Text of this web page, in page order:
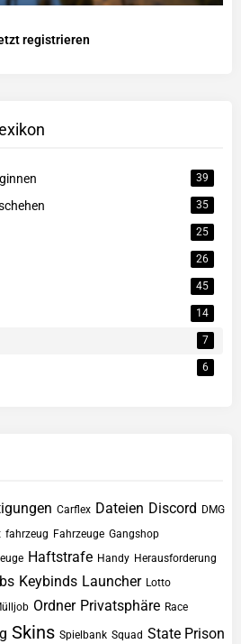
registrieren
39
35
25
26
45
14
7
6
Carflex Dateien Discord DMG
fahrzeug Fahrzeuge Gangshop
Haftstrafe Handy Herausforderung
Keybinds Launcher Lotto
Ordner Privatsphäre Race
Skins Spielbank Squad State Prison